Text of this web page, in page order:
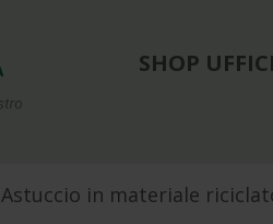
SHOP
Astuccio in materiale